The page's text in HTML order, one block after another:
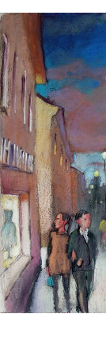
Юридическая и
осуществляется
С оформлением картин
багетная мастерская
Все картины и
сайте, являются
и не могут быть
воспроизведены
художника.
Администрирование
Политика
Договор-оферта
Отказ от
Разработка и